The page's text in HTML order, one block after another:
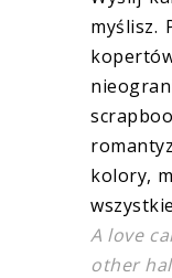
myślisz.
kolory,
A love
other